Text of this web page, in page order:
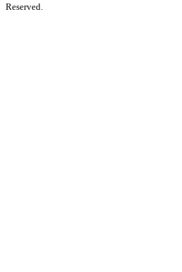
Reserved.